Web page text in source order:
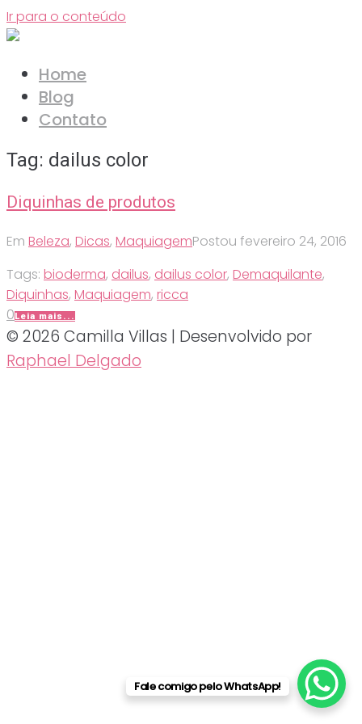
Ir para o conteúdo
Home
Blog
Contato
Tag: dailus color
Diquinhas de produtos
Em Beleza, Dicas, MaquiagemPostou fevereiro 24, 2016
Tags: bioderma, dailus, dailus color, Demaquilante,
Diquinhas, Maquiagem, ricca
0Leia mais...
© 2026 Camilla Villas | Desenvolvido por
Raphael Delgado
Fale comigo pelo WhatsApp!